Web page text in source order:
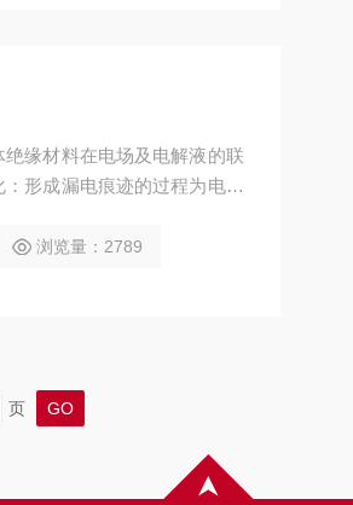
缘材料在电场及电解液的联
形成漏电痕迹的过程为电痕
超过1A，从而判断固体绝缘
浏览量：2789
页